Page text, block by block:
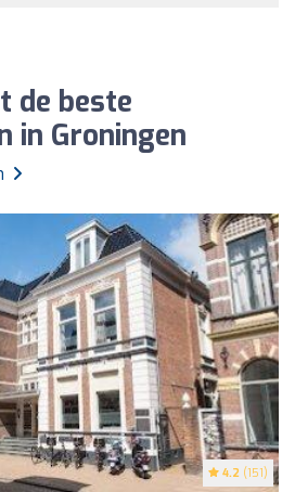
de beste
in Groningen
4.2 (151)